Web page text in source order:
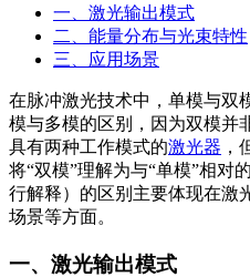
一、激光输出模式
二、能量分布与光束特性
三、应用场景
在脉冲激光技术中，单模与双
模与多模的区别，因为双模并
具有两种工作模式的激光器 ，
将“双模”理解为与“单模”相对
行解释）的区别主要体现在激
场景等方面。
一、激光输出模式